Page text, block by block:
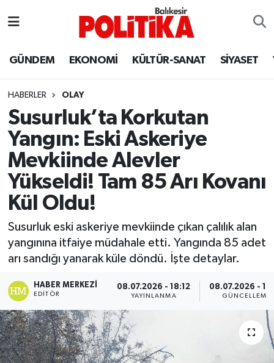
GÜNDEM EKONOMİ KÜLTÜR-SANAT SİYASET
HABERLER OLAY
Susurluk’ta Korkutan
Yangın: Eski Askeriye
Mevkiinde Alevler
Yükseldi! Tam 85 Arı Kovanı
Kül Oldu!
Susurluk eski askeriye mevkiinde çıkan çalılık alan
yangınına itfaiye müdahale etti. Yangında 85 adet
arı sandığı yanarak küle döndü. İşte detaylar.
HABER MERKEZI
EDITÖR
08.07.2026 - 18:12
YAYINLANMA
08.07.2026 -
GÜNCELLEME
Ayvalık
Bandırma
Bigadiç
BİYOGRAFİLER
Burhaniye
ÇEVRE
DÜNYA
Dursunbey
Edremit
Balıkesir Hava Durumu
Balıkesir Namaz Vakitleri
Balıkesir Trafik Yoğunluk Haritası
Süper Lig Puan Durumu ve Fikstür
Tüm Manşetler
Son Dakika Haberleri
Haber Arşivi